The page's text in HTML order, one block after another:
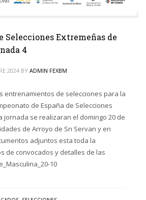
Selecciones Extremeñas de
4
2024 BY ADMIN FEXBM
entrenamientos de selecciones para la
de España de Selecciones
jornada se realizaran el domingo 20 de
de Arroyo de Sn Servan y en
adjuntos esta toda la
de convocados y detalles de las
10